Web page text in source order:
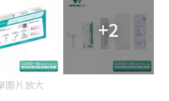
+2
圖片放大